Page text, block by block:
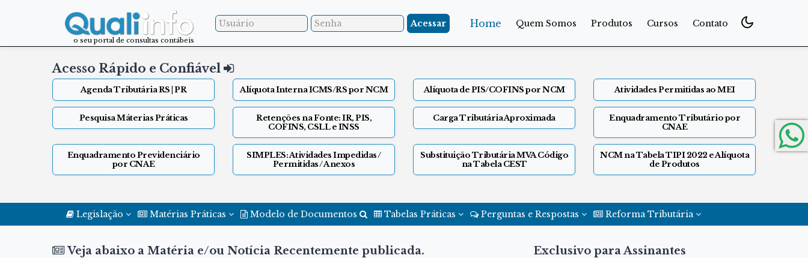
o seu portal de consultas contábeis
Acessar Home Quem Somos Produtos Cursos Contato
Acesso Rápido e Confiável
Agenda Tributária RS | PR Alíquota Interna ICMS/RS por NCM Alíquota de PIS/COFINS por NCM Atividades Permitidas ao MEI
Pesquisa Máterias Práticas
Retenções na Fonte: IR, PIS,
COFINS, CSLL e INSS
Carga Tributária Aproximada
Enquadramento Tributário por
CNAE
Enquadramento Previdenciário
por CNAE
SIMPLES: Atividades Impedidas /
Permitidas / Anexos
Substituição Tributária MVA Código
na Tabela CEST
NCM na Tabela TIPI 2022 e Alíquota
de Produtos
Legislação Matérias Práticas Modelo de Documentos Tabelas Práticas Perguntas e Respostas Reforma Tributária
Veja abaixo a Matéria e/ou Notícia Recentemente publicada. Exclusivo para Assinantes